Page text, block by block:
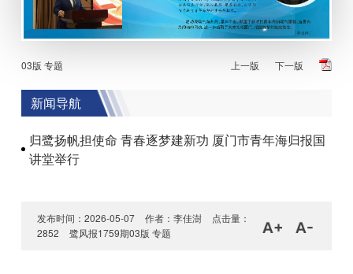
03版 专题 上一版 下一版
新闻导航
归鹭扬帆担使命 青春逐梦建新功 厦门市青年海归报国
讲堂举行
发布时间：2026-05-07 作者：李佳澍
点击量：
2852
鹭风报1759期03版 专题